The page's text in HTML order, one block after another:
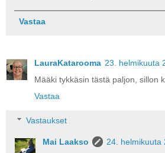
Vastaa
LauraKatarooma 23. helmikuuta
Määki tykkäsin tästä paljon, sillon
Vastaa
Vastaukset
Mai Laakso
24. helmikuuta